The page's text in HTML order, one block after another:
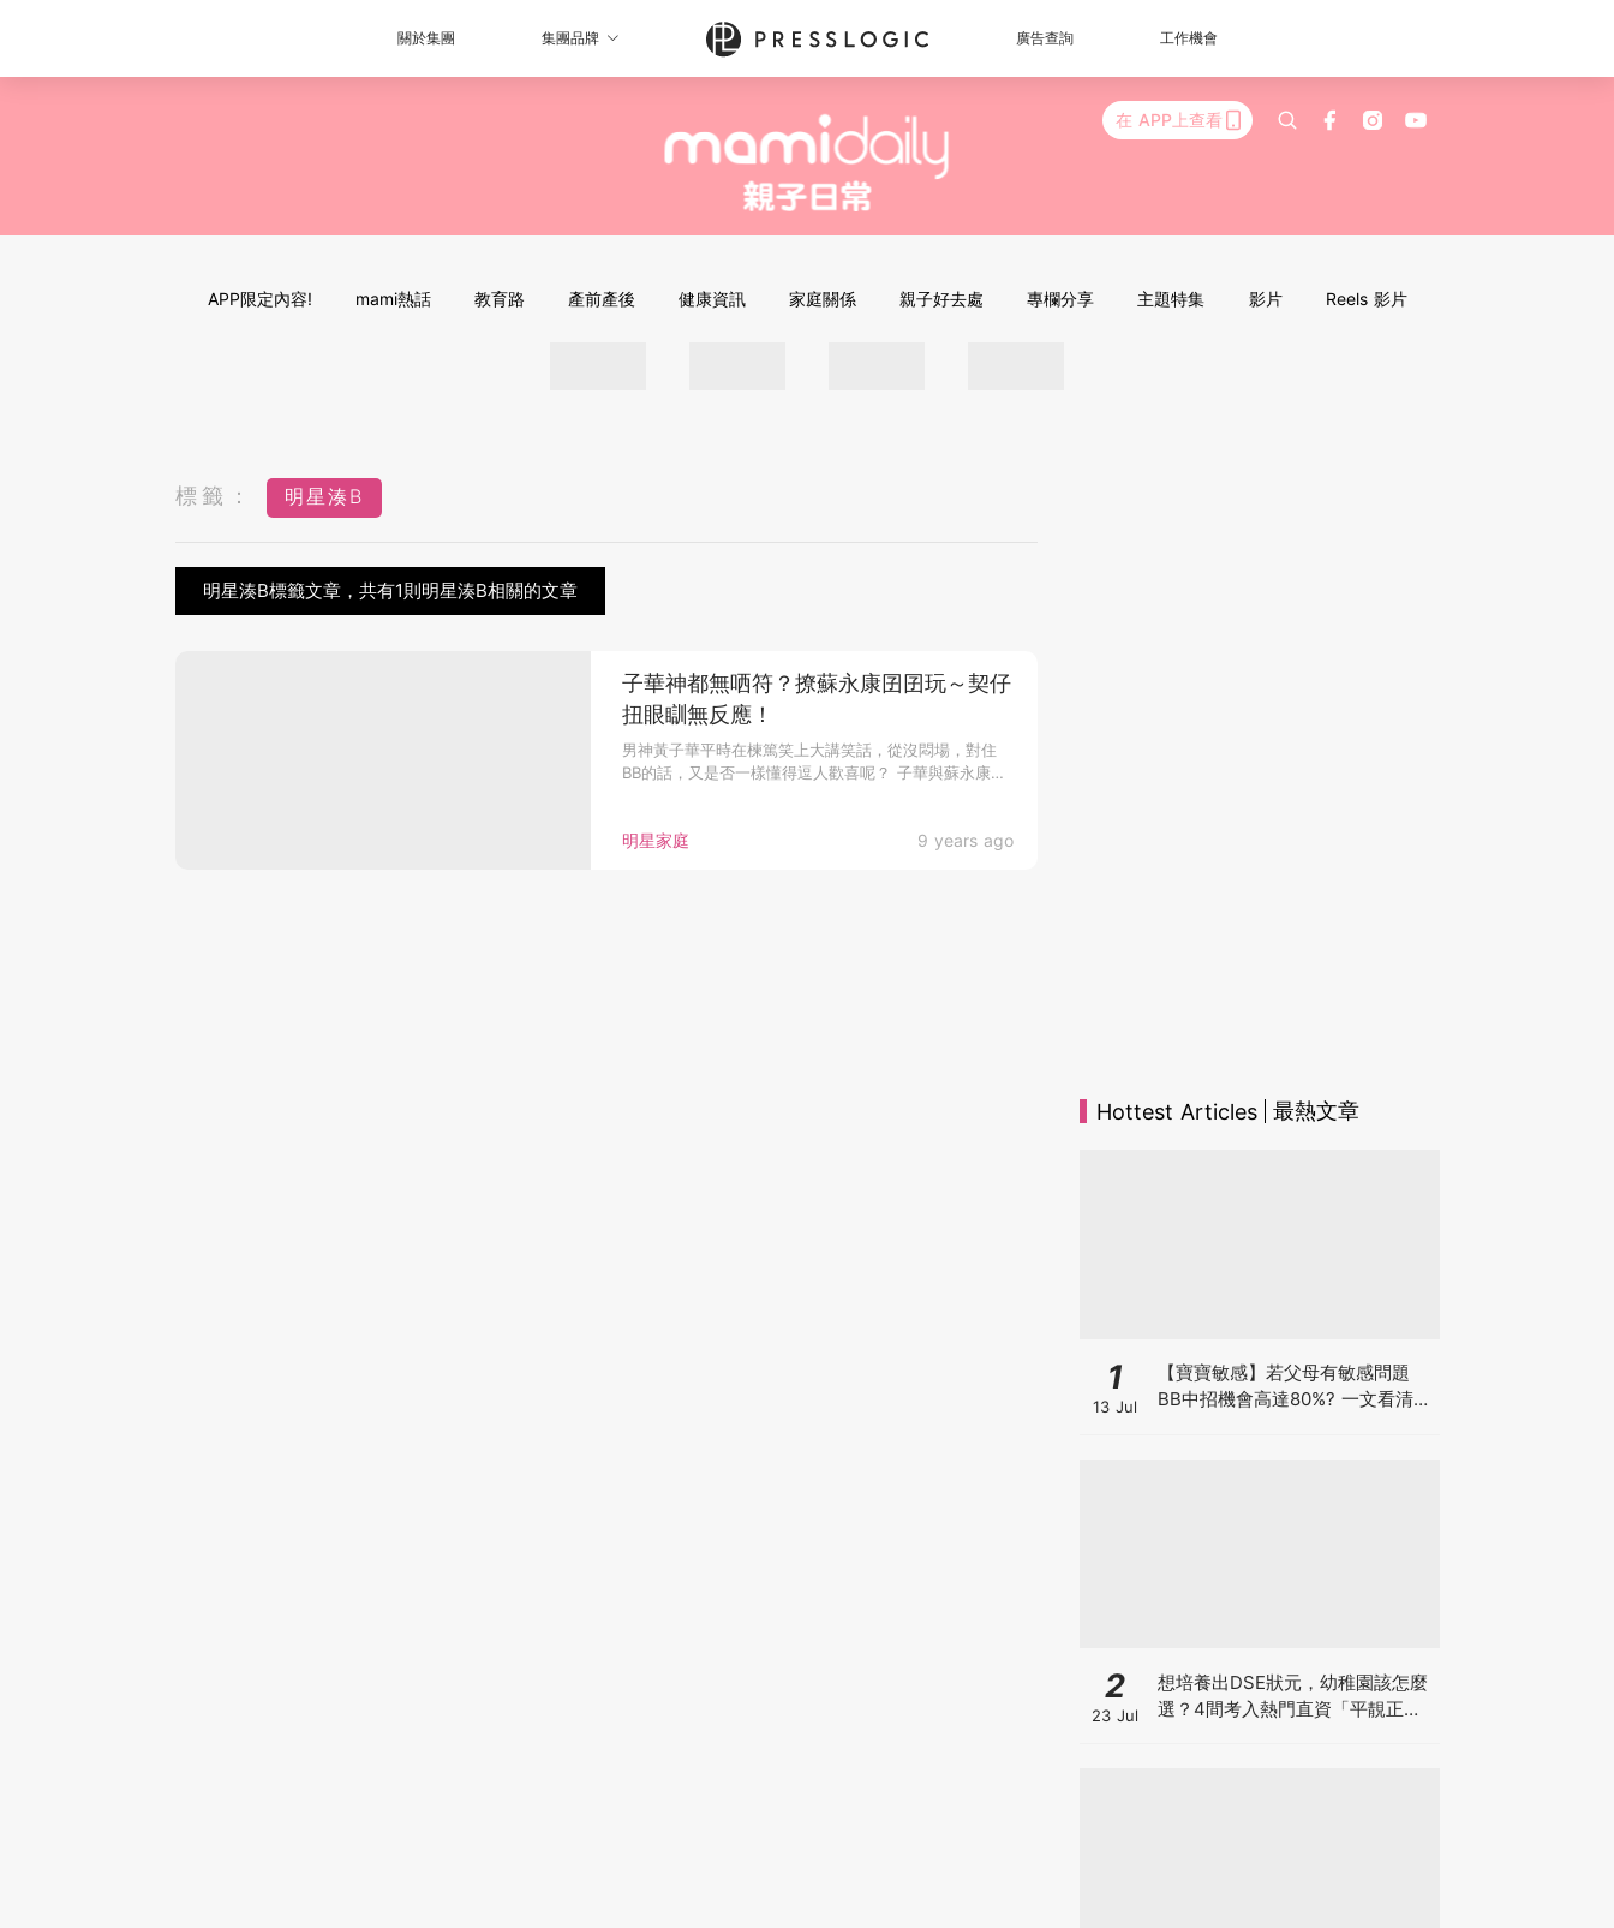
關於集團 集團品牌 廣告查詢 工作機會
在 APP上查看
APP限定內容! mami熱話 教育路 產前產後 健康資訊 家庭關係 親子好去處 專欄分享 主題特集 影片 Reels 影片
標籤： 明星湊B
明星湊B標籤文章，共有1則明星湊B相關的文章
明星家庭 9 years ago
子華神都無哂符？撩蘇永康囝囝玩～契仔
扭眼瞓無反應！
男神黃子華平時在楝篤笑上大講笑話，從沒悶場，對住
BB的話，又是否一樣懂得逗人歡喜呢？ 子華與蘇永康一
Hottest Articles 最熱文章
1
13 Jul
【寶寶敏感】若父母有敏感問題
BB中招機會高達80%? 一文看清預
2
23 Jul
想培養出DSE狀元，幼稚園該怎麼
選？4間考入熱門直資「平靚正」